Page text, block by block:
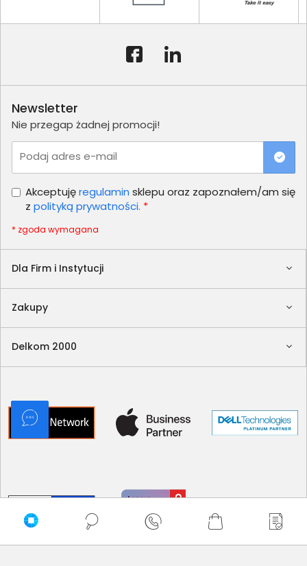
Dla Firm i Instytucji
Zakupy
Delkom 2000
Newsletter
Nie przegap żadnej promocji!
Podaj adres e-mail
Akceptujęregulamin sklepu oraz zapoznałem/am się
z polityką prywatności. *
* zgoda wymagana